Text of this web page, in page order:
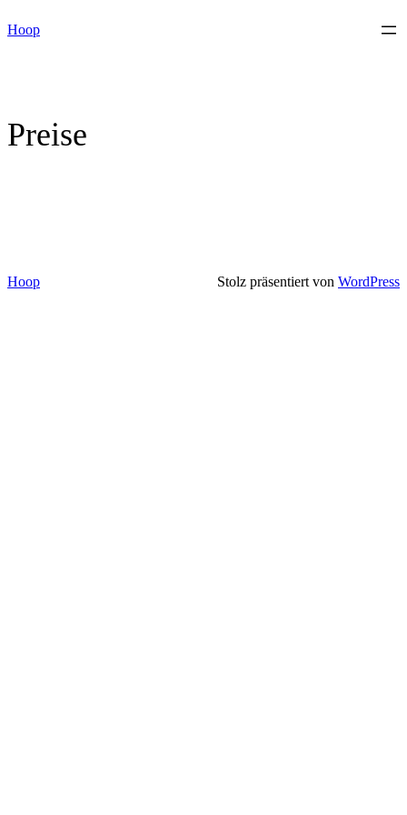
to
Hoop
Preise
Hoop Stolz präsentiert von WordPress